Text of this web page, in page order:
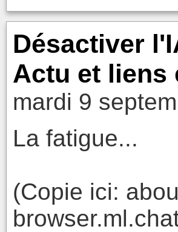
Désactiver
Actu et liens
mardi 9
La fatigue...
(Copie ici: